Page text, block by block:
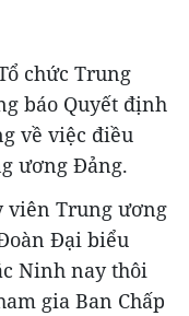
chức Trung
báo Quyết định
về việc điều
ương Đảng.
viên Trung ương
Đại biểu
Ninh nay thôi
gia Ban Chấp